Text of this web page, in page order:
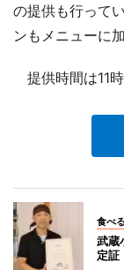
の提供も行って
ンもメニューに
提供時間は11
食べる
武蔵
定証